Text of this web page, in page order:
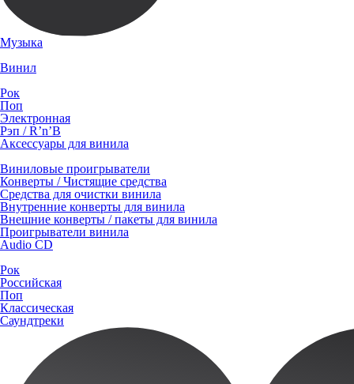
Музыка
Винил
Рок
Поп
Электронная
Рэп / R’n’B
Аксессуары для винила
Виниловые проигрыватели
Конверты / Чистящие средства
Средства для очистки винила
Внутренние конверты для винила
Внешние конверты / пакеты для винила
Проигрыватели винила
Audio CD
Рок
Российская
Поп
Классическая
Саундтреки